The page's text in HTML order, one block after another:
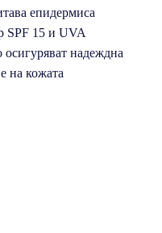
епидермиса
SPF 15 и UVA
осигуряват надеждна
на кожата